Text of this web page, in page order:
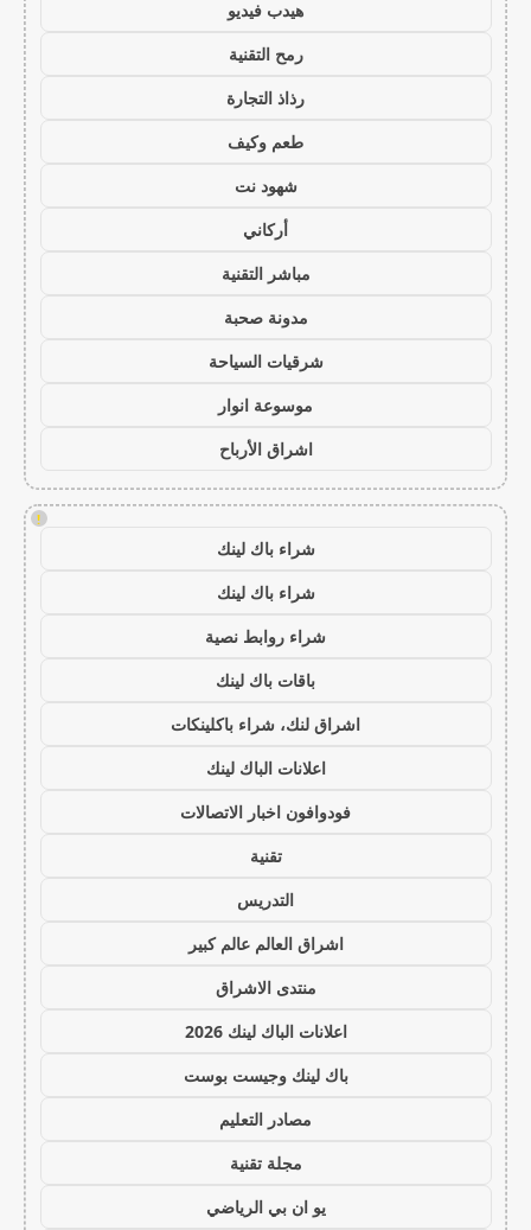
هيدب فيديو
رمح التقنية
رذاذ التجارة
طعم وكيف
شهود نت
أركاني
مباشر التقنية
مدونة صحبة
شرقيات السياحة
موسوعة انوار
اشراق الأرباح
!
شراء باك لينك
شراء باك لينك
شراء روابط نصية
باقات باك لينك
اشراق لنك، شراء باكلينكات
اعلانات الباك لينك
فودوافون اخبار الاتصالات
تقنية
التدريس
اشراق العالم عالم كبير
منتدى الاشراق
اعلانات الباك لينك 2026
باك لينك وجيست بوست
مصادر التعليم
مجلة تقنية
يو ان بي الرياضي